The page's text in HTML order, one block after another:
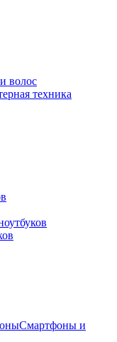
волос
техника
Смартфоны и